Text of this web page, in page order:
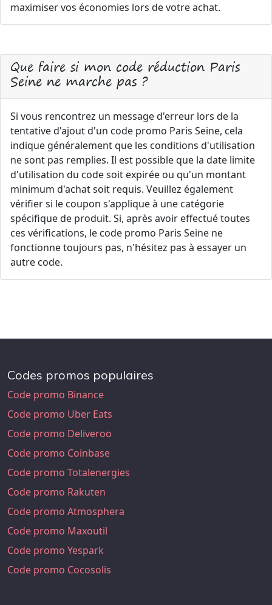
maximiser vos économies lors de votre achat.
Que faire si mon code réduction Paris
Seine ne marche pas ?
Si vous rencontrez un message d'erreur lors de la
tentative d'ajout d'un code promo Paris Seine, cela
indique généralement que les conditions d'utilisation
ne sont pas remplies. Il est possible que la date limite
d'utilisation du code soit expirée ou qu'un montant
minimum d'achat soit requis. Veuillez également
vérifier si le coupon s'applique à une catégorie
spécifique de produit. Si, après avoir effectué toutes
ces vérifications, le code promo Paris Seine ne
fonctionne toujours pas, n'hésitez pas à essayer un
autre code.
Codes promos populaires
Code promo Binance
Code promo Uber Eats
Code promo Deliveroo
Code promo Coinbase
Code promo Totalenergies
Code promo Rakuten
Code promo Atmosphera
Code promo Maxoutil
Code promo Yespark
Code promo Cocosolis